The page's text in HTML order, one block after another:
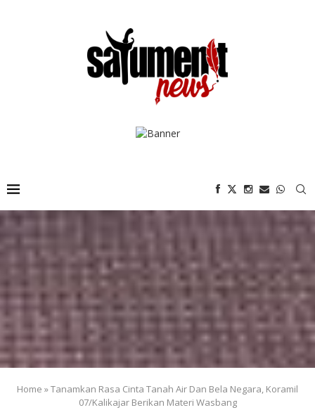
Home »Tanamkan Rasa Cinta Tanah Air Dan Bela Negara, Koramil
07/Kalikajar Berikan Materi Wasbang